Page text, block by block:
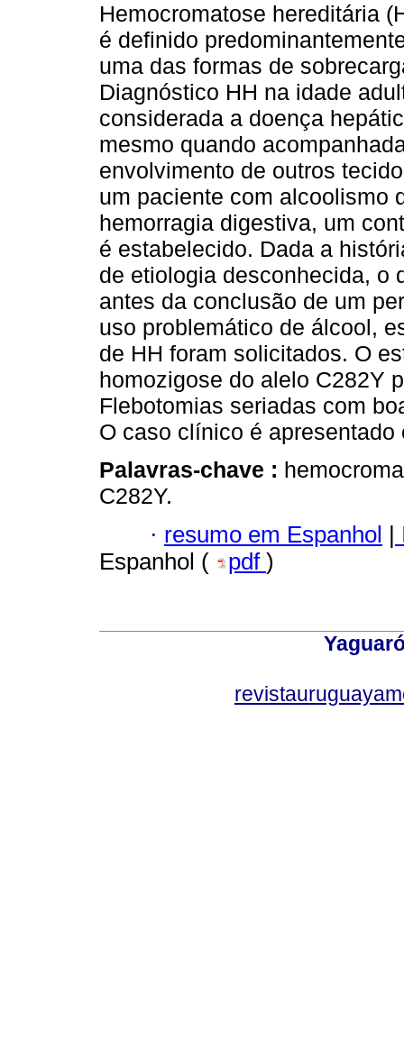
Hemocromatose hereditária
é definido
uma das formas de
Diagnóstico HH na idade
considerada a doença
mesmo quando
envolvimento de outros
um paciente com alcoolismo
hemorragia digestiva, um
é estabelecido. Dada a
de etiologia desconhecida, o
antes da conclusão de um
uso problemático de álcool,
de HH foram solicitados. O
homozigose do alelo C282Y
Flebotomias seriadas com
O caso clínico é
Palavras-chave :
C282Y.
· resumo em Espanhol |
Espanhol (
pdf )